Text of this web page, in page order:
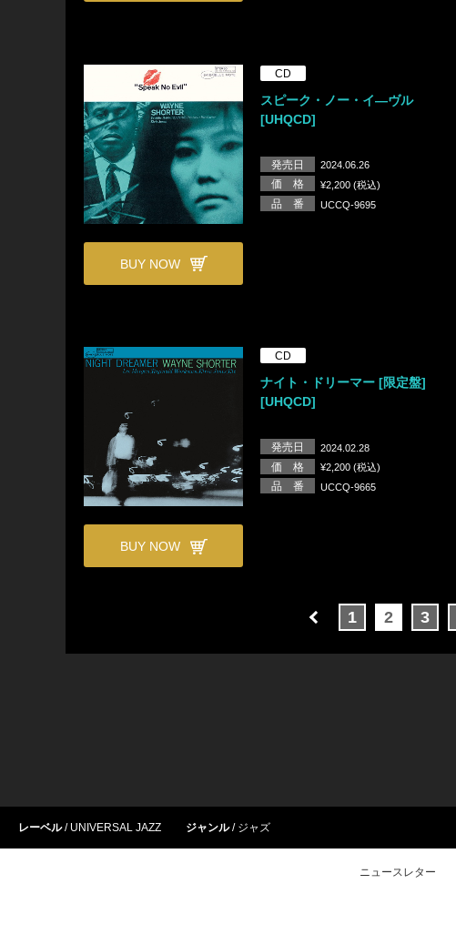
BUY NOW
CD
スピーク・ノー・イ―ヴル
[UHQCD]
発売日 2024.06.26
価 格 ¥2,200 (税込)
品 番 UCCQ-9695
BUY NOW
CD
ナイト・ドリーマー [限定盤]
[UHQCD]
発売日 2024.02.28
価 格 ¥2,200 (税込)
品 番 UCCQ-9665
1 2 3
レーベル UNIVERSAL JAZZ ジャンル ジャズ
ニュースレター